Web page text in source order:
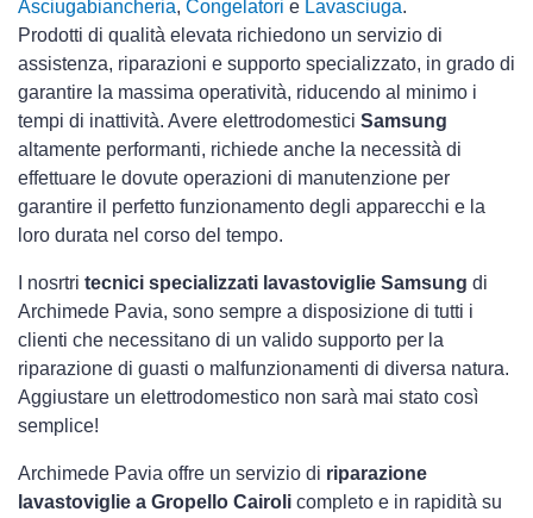
Asciugabiancheria, Congelatori e Lavasciuga.
Prodotti di qualità elevata richiedono un servizio di
assistenza, riparazioni e supporto specializzato, in grado di
garantire la massima operatività, riducendo al minimo i
tempi di inattività. Avere elettrodomestici Samsung
altamente performanti, richiede anche la necessità di
effettuare le dovute operazioni di manutenzione per
garantire il perfetto funzionamento degli apparecchi e la
loro durata nel corso del tempo.
I nosrtri tecnici specializzati lavastoviglie Samsung di
Archimede Pavia, sono sempre a disposizione di tutti i
clienti che necessitano di un valido supporto per la
riparazione di guasti o malfunzionamenti di diversa natura.
Aggiustare un elettrodomestico non sarà mai stato così
semplice!
Archimede Pavia offre un servizio di riparazione
lavastoviglie a Gropello Cairoli completo e in rapidità su